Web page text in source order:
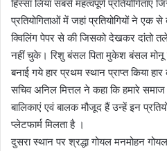
हिस्सा लिया सबसे महत्वपूर्ण प्रतियोगिताएं
प्रतियोगिताओं में जहां प्रतियोगियों ने
क्विलिंग पेपर से की जिसको देखकर दांतो
नहीं चुके। रिशु बंसल पिता मुकेश बंसल मोनू
बनाई गये हार प्रथम स्थान प्राप्त किया
सचिव अनिल मित्तल ने कहा कि हमारे
बालिकाएं एवं बालक मौजूद हैं उन्हें इन
प्लेटफार्म मिलता है ।
दुसरा स्थान पर श्रद्धा गोयल मनमोहन